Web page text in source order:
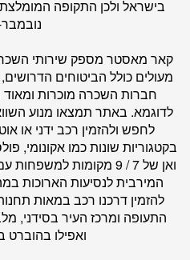
בישראל ולכן התקופה
נובמבר-
קאר מאסטר מספק שירותי
מעולים כולל הביטוחים
חברות השכרה מוכרות ומאוד
לדוגמא. באתר תמצאו מנוע
לחפש ולהזמין רכב ידני או
ואן של 7 / 9 מקומות
המירבית לנסיעות הארוכות
להזמין דרכנו רכב במאות
התעופה ומרכז העיר בסידני,
ואפילו בהוברט